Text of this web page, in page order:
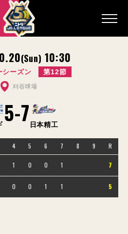
(Sun) 10:30
シーズン 第12節
刈谷球場
5-7 日本精工
4 5 6 7 8 9 R
1 0 0 1 7
0 0 1 1 5